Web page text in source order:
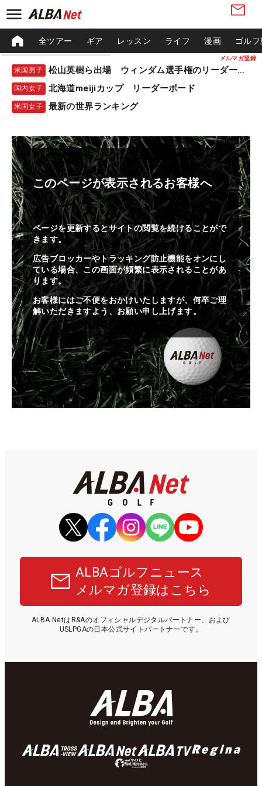
メルマガ登録
全ツアー ギア レッスン ライフ 漫画 ゴル
米国男子 松山英樹ら出場 ウィンダム選手権のリーダーボード
国内女子 北海道meijiカップ リーダーボード
米国女子 最新の世界ランキング
このページが表示されるお客様へ
ページを更新するとサイトの閲覧を続けることがで
きます。
広告ブロッカーやトラッキング防止機能をオンにし
ている場合、この画面が頻繁に表示されることがあ
ります。
お客様にはご不便をおかけいたしますが、何卒ご理
解いただきますよう、お願い申し上げます。
ALBAゴルフニュース
メルマガ登録はこちら
ALBA NetはR&Aのオフィシャルデジタルパートナー、および
USLPGAの日本公式サイトパートナーです。